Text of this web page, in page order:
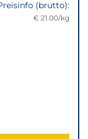
(brutto):
€ 21.00/kg